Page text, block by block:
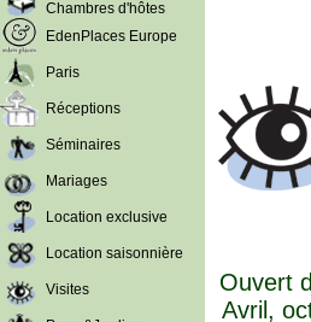
Chambres d'hôtes
EdenPlaces Europe
Paris
Réceptions
Séminaires
Mariages
Location exclusive
Location saisonnière
Visites
Ouvert
Avril,